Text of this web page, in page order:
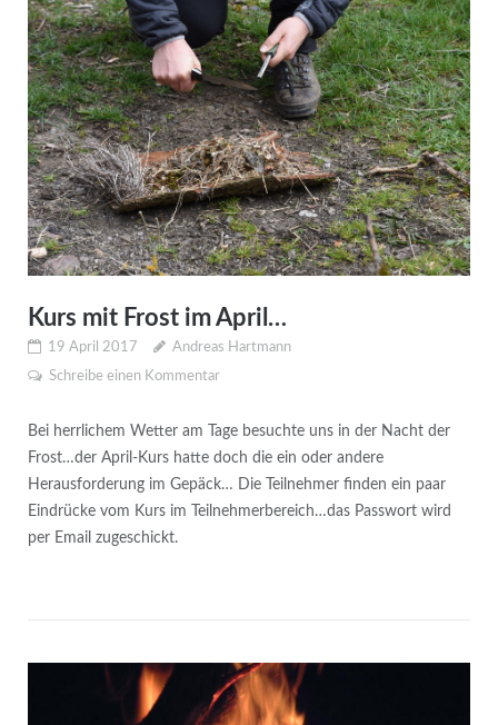
Kurs mit Frost im April…
19 April 2017
Andreas Hartmann
Schreibe einen Kommentar
Bei herrlichem Wetter am Tage besuchte uns in der Nacht der
Frost…der April-Kurs hatte doch die ein oder andere
Herausforderung im Gepäck… Die Teilnehmer finden ein paar
Eindrücke vom Kurs im Teilnehmerbereich…das Passwort wird
per Email zugeschickt.